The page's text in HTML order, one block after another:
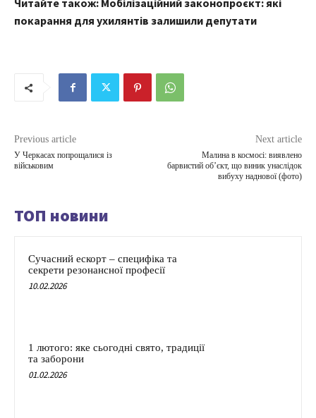
Читайте також: Мобілізаційний законопроєкт: які
покарання для ухилянтів залишили депутати
Previous article
У Черкасах попрощалися із
військовим
Next article
Малина в космосі: виявлено
барвистий об’єкт, що виник унаслідок
вибуху наднової (фото)
ТОП новини
Сучасний ескорт – специфіка та
секрети резонансної професії
10.02.2026
1 лютого: яке сьогодні свято, традиції
та заборони
01.02.2026